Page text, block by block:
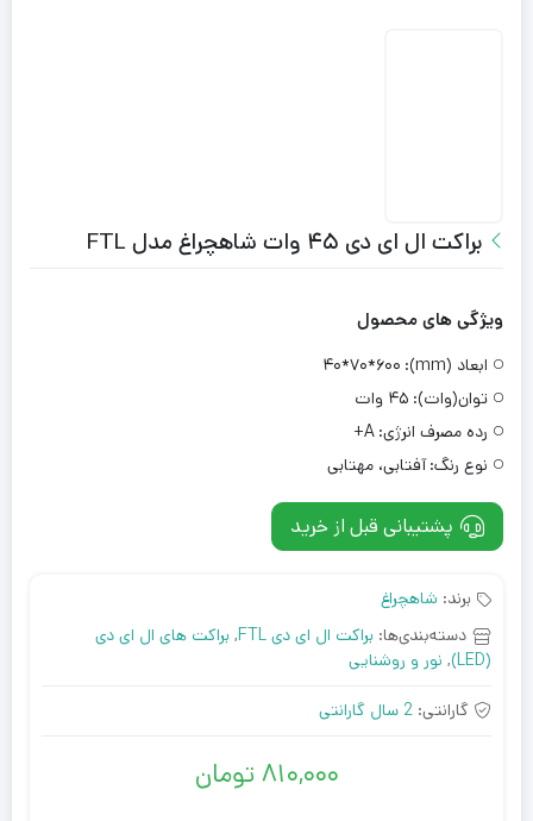
براکت ال ای دی ۴۵ وات شاهچراغ مدل FTL
ویژگی های محصول
ابعاد (mm):
۶۰۰*۷۰*۴۰
توان(وات): ۴۵ وات
رده مصرف انرژی: A+
نوع رنگ: آفتابی، مهتابی
پشتیبانی قبل از خرید
برند: شاهچراغ
دسته‌بندی‌ها: براکت ال ای دی FTL , براکت های ال ای دی
(LED)
, نور و روشنایی
گارانتی: 2 سال گارانتی
810,000 تومان